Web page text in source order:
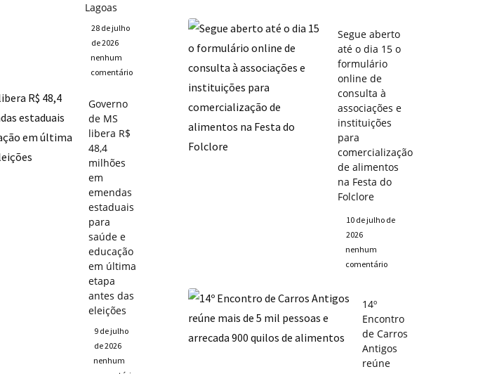
Lagoas
28 de julho
de 2026
nenhum
comentário
Governo
de MS
libera R$
48,4
milhões
em
emendas
estaduais
para
saúde e
educação
em última
etapa
antes das
eleições
9 de julho
de 2026
nenhum
Segue aberto
até o dia 15 o
formulário
online de
consulta à
associações e
instituições
para
comercialização
de alimentos
na Festa do
Folclore
10 de julho de
2026
nenhum
comentário
14º
Encontro
de Carros
Antigos
reúne